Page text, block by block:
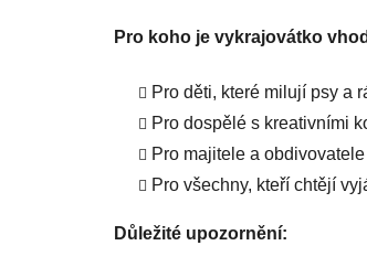
Pro koho je vykrajovátko
Pro děti, které milují psy a
Pro dospělé s kreativními
Pro majitele a
Pro všechny, kteří chtějí
Důležité upozornění: